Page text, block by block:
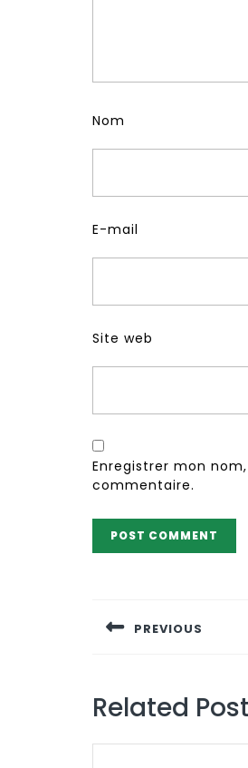
Nom
E-mail
Site web
Enregistrer mon
commentaire.
de PREVIOUS
Related Post